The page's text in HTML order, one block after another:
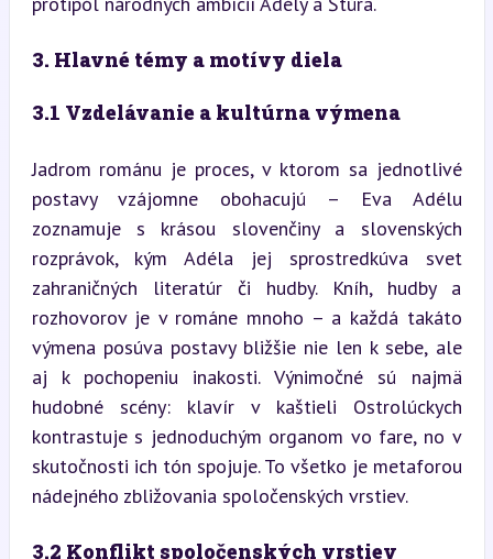
3. Hlavné témy a motívy diela
3.1 Vzdelávanie a kultúrna výmena
Jadrom románu je proces, v ktorom sa jednotlivé
postavy vzájomne obohacujú – Eva Adélu
zoznamuje s krásou slovenčiny a slovenských
rozprávok, kým Adéla jej sprostredkúva svet
zahraničných literatúr či hudby. Kníh, hudby a
rozhovorov je v románe mnoho – a každá takáto
výmena posúva postavy bližšie nie len k sebe, ale
aj k pochopeniu inakosti. Výnimočné sú najmä
hudobné scény: klavír v kaštieli Ostrolúckych
kontrastuje s jednoduchým organom vo fare, no v
skutočnosti ich tón spojuje. To všetko je metaforou
nádejného zbližovania spoločenských vrstiev.
3.2 Konflikt spoločenských vrstiev